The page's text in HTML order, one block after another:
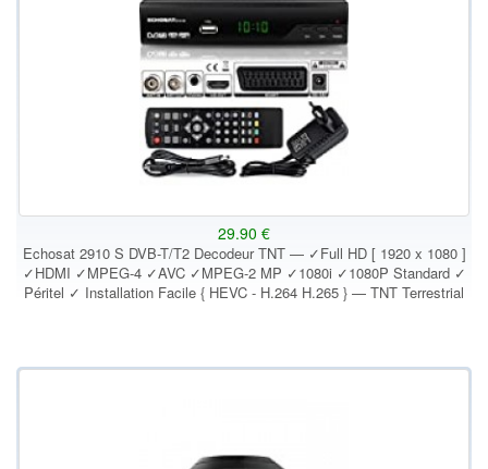
29.90 €
Echosat 2910 S DVB-T/T2 Decodeur TNT — ✓Full HD [ 1920 x 1080 ]
✓HDMI ✓MPEG-4 ✓AVC ✓MPEG-2 MP ✓1080i ✓1080P Standard ✓
Péritel ✓ Installation Facile { HEVC - H.264 H.265 } — TNT Terrestrial